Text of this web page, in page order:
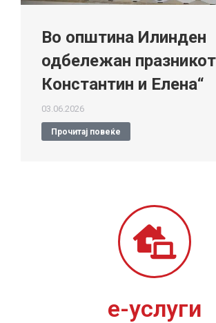
Во општина Илинден
одбележан
Константин и Елена“
03.06.2026
Прочитај повеќе
е-услуги